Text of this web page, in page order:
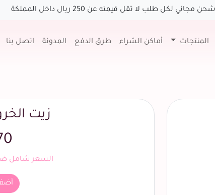
شحن مجاني لكل طلب لا تقل قيمته عن 250 ريال داخل المملكة
المنتجات أماكن الشراء طرق الدفع المدونة اتصل بنا
زيت
السعر شامل